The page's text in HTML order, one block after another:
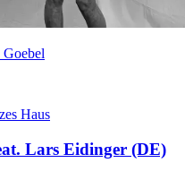
Haus
Lars Eidinger (DE)